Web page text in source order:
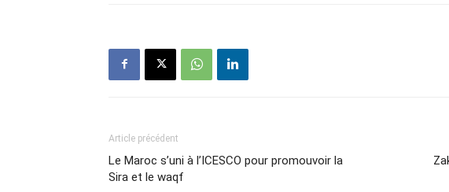
Article précédent
Le Maroc s’uni à l’ICESCO pour promouvoir la
Sira et le waqf